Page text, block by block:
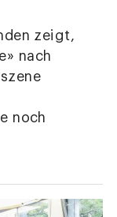
zeigt,
nach
noch